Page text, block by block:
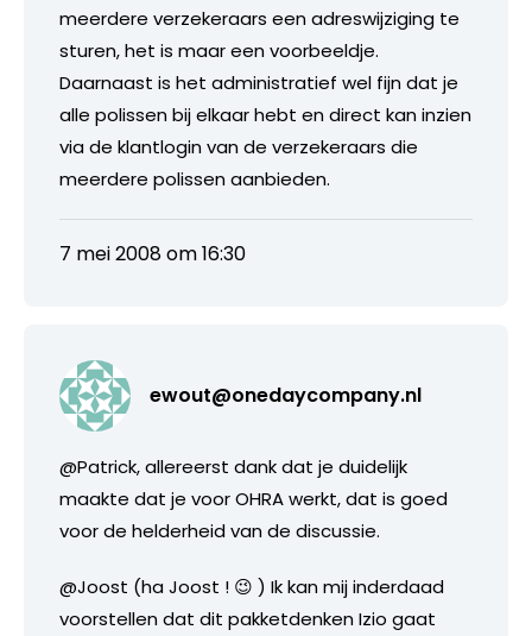
meerdere verzekeraars een adreswijziging te
sturen, het is maar een voorbeeldje.
Daarnaast is het administratief wel fijn dat je
alle polissen bij elkaar hebt en direct kan inzien
via de klantlogin van de verzekeraars die
meerdere polissen aanbieden.
7 mei 2008 om 16:30
ewout@onedaycompany.nl
@Patrick, allereerst dank dat je duidelijk
maakte dat je voor OHRA werkt, dat is goed
voor de helderheid van de discussie.
@Joost (ha Joost ! 😉 ) Ik kan mij inderdaad
voorstellen dat dit pakketdenken Izio gaat